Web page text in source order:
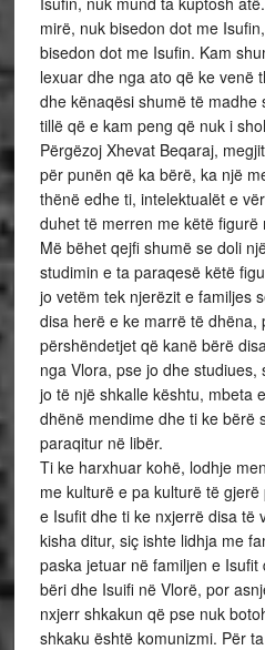
mirë, nuk bisedon dot me
bisedon dot me Isufin. Kam
lexuar dhe nga ato që ke venë
dhe kënaqësi shumë të madhe
tillë që e kam peng që nuk i
Përgëzoj Xhevat Beqaraj,
për punën që ka bërë, ka një
thënë edhe ti, intelektualët e
duhet të merren me këtë figurë
Më bëhet qejfi shumë se doli
studimin e ta paraqesë këtë
jo vetëm tek njerëzit e familjes
disa herë e ke marrë të dhëna,
përshëndetjet që kanë bërë
nga Vlora, pse jo dhe
jo të një shkalle kështu, mbeta
dhënë mendime dhe ti ke bërë
paraqitur në libër.
Ti ke harxhuar kohë, lodhje
me kulturë e pa kulturë të
e Isufit dhe ti ke nxjerrë disa të
kisha ditur, siç ishte lidhja me
paska jetuar në familjen e
bëri dhe Isuifi në Vlorë, por
nxjerr shkakun që pse nuk
shkaku është komunizmi. Për